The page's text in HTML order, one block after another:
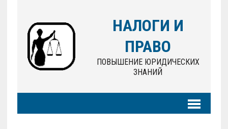
НАЛОГИ И
ПРАВО
ПОВЫШЕНИЕ ЮРИДИЧЕСКИХ
ЗНАНИЙ